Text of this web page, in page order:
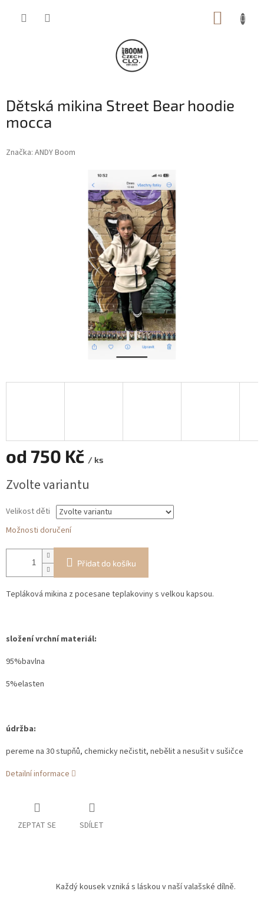
Dětská mikina Street Bear hoodie
mocca
Značka: ANDY Boom
od 750 Kč / ks
cena:
Zvolte variantu
Velikost děti
Možnosti doručení
Přidat do košíku
Tepláková mikina z pocesane teplakoviny s velkou kapsou.
složení vrchní materiál:
95%bavlna
5%elasten
údržba:
pereme na 30 stupňů, chemicky nečistit, nebělit a nesušit v sušičce
Detailní informace
ZEPTAT SE SDÍLET
Každý kousek vzniká s láskou v naší valašské dílně.